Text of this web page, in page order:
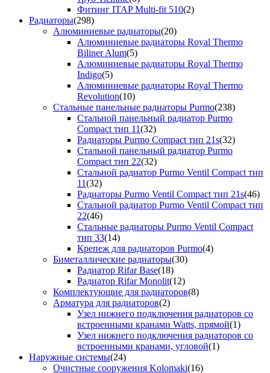
Фитинг ITAP Multi-fit 510(2)
Радиаторы(298)
Алюминиевые радиаторы(20)
Алюминиевые радиаторы Royal Thermo
Biliner Alum(5)
Алюминиевые радиаторы Royal Thermo
Indigo(5)
Алюминиевые радиаторы Royal Thermo
Revolution(10)
Стальные панельные радиаторы Purmo(238)
Стальной панельный радиатор Purmo
Compact тип 11(32)
Радиаторы Purmo Compact тип 21s(32)
Стальной панельный радиатор Purmo
Compact тип 22(32)
Стальной радиатор Purmo Ventil Compact тип
11(32)
Радиаторы Purmo Ventil Compact тип 21s(46)
Стальной радиатор Purmo Ventil Compact тип
22(46)
Стальные радиаторы Purmo Ventil Compact
тип 33(14)
Крепеж для радиаторов Purmo(4)
Биметаллические радиаторы(30)
Радиатор Rifar Base(18)
Радиатор Rifar Monolit(12)
Комплектующие для радиаторов(8)
Арматура для радиаторов(2)
Узел нижнего подключения радиаторов со
встроенными кранами Watts, прямой(1)
Узел нижнего подключения радиаторов со
встроенными кранами, угловой(1)
Наружные системы(24)
Очистные сооружения Kolomaki(16)